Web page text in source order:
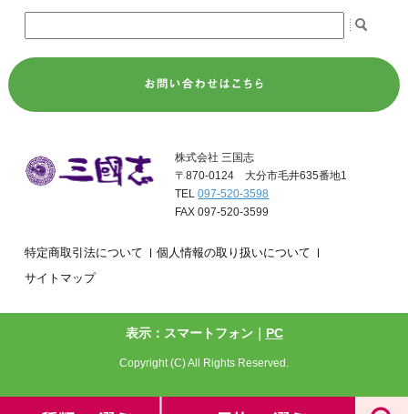
株式会社 三国志
〒870-0124 大分市毛井635番地1
TEL097-520-3598
FAX 097-520-3599
特定商取引法について
個人情報の取り扱いについて
サイトマップ
表示：スマートフォン｜ PC
Copyright (C) All Rights Reserved.